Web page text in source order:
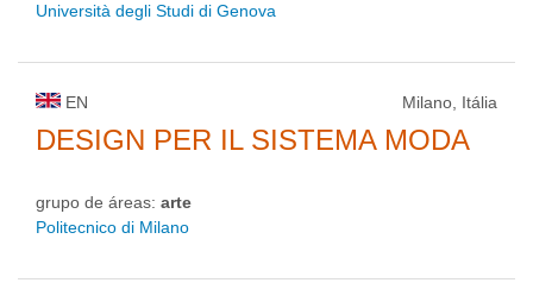
Università degli Studi di Genova
EN Milano, Itália
DESIGN PER IL SISTEMA MODA
grupo de áreas: arte
Politecnico di Milano